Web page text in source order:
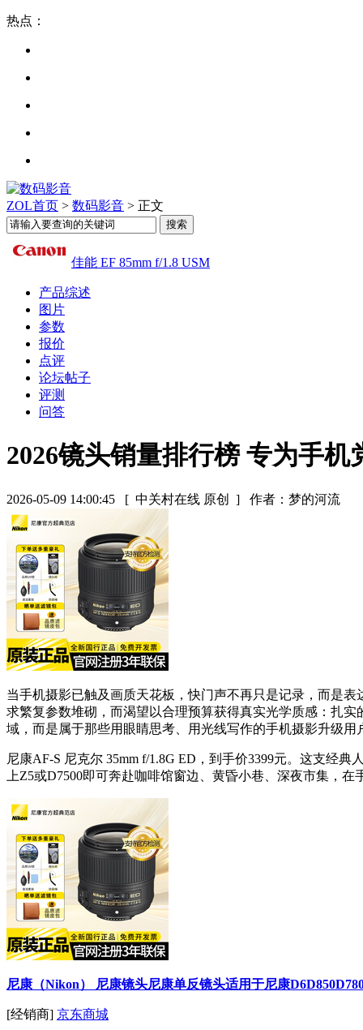
热点：
ZOL首页 > 数码影音 > 正文
佳能 EF 85mm f/1.8 USM
产品综述
图片
参数
报价
点评
论坛帖子
评测
问答
2026镜头销量排行榜 专为手机
2026-05-09 14:00:45 [ 中关村在线 原创 ] 作者：梦的河流
当手机摄影已触及画质天花板，快门声不再只是记录，而是
求繁复参数堆砌，而渴望以合理预算获得真实光学质感：扎
域，而是属于那些用眼睛思考、用光线写作的手机摄影升级用
尼康AF-S 尼克尔 35mm f/1.8G ED，到手价3399元。这支经
上Z5或D7500即可奔赴咖啡馆窗边、黄昏小巷、深夜市集，
尼康（Nikon） 尼康镜头尼康单反镜头适用于尼康
[经销商] 京东商城